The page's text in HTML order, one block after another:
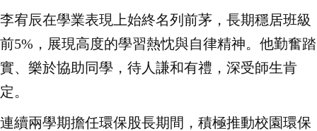
李宥辰在學業表現上始終名列前茅，長期穩居班級
前5%，展現高度的學習熱忱與自律精神。他勤奮踏
實、樂於協助同學，待人謙和有禮，深受師生肯
定。
連續兩學期擔任環保股長期間，積極推動校園環保